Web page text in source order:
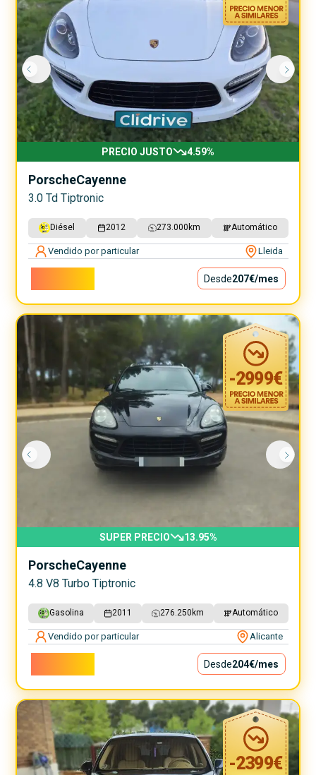
PRECIO JUSTO 4.59%
PorscheCayenne
3.0 Td Tiptronic
Diésel 2012 273.000 km Automático
Vendido por particular Lleida
Desde207€/mes
-2999€
SUPER PRECIO 13.95%
PorscheCayenne
4.8 V8 Turbo Tiptronic
Gasolina 2011 276.250 km Automático
Vendido por particular Alicante
Desde204€/mes
-2399€